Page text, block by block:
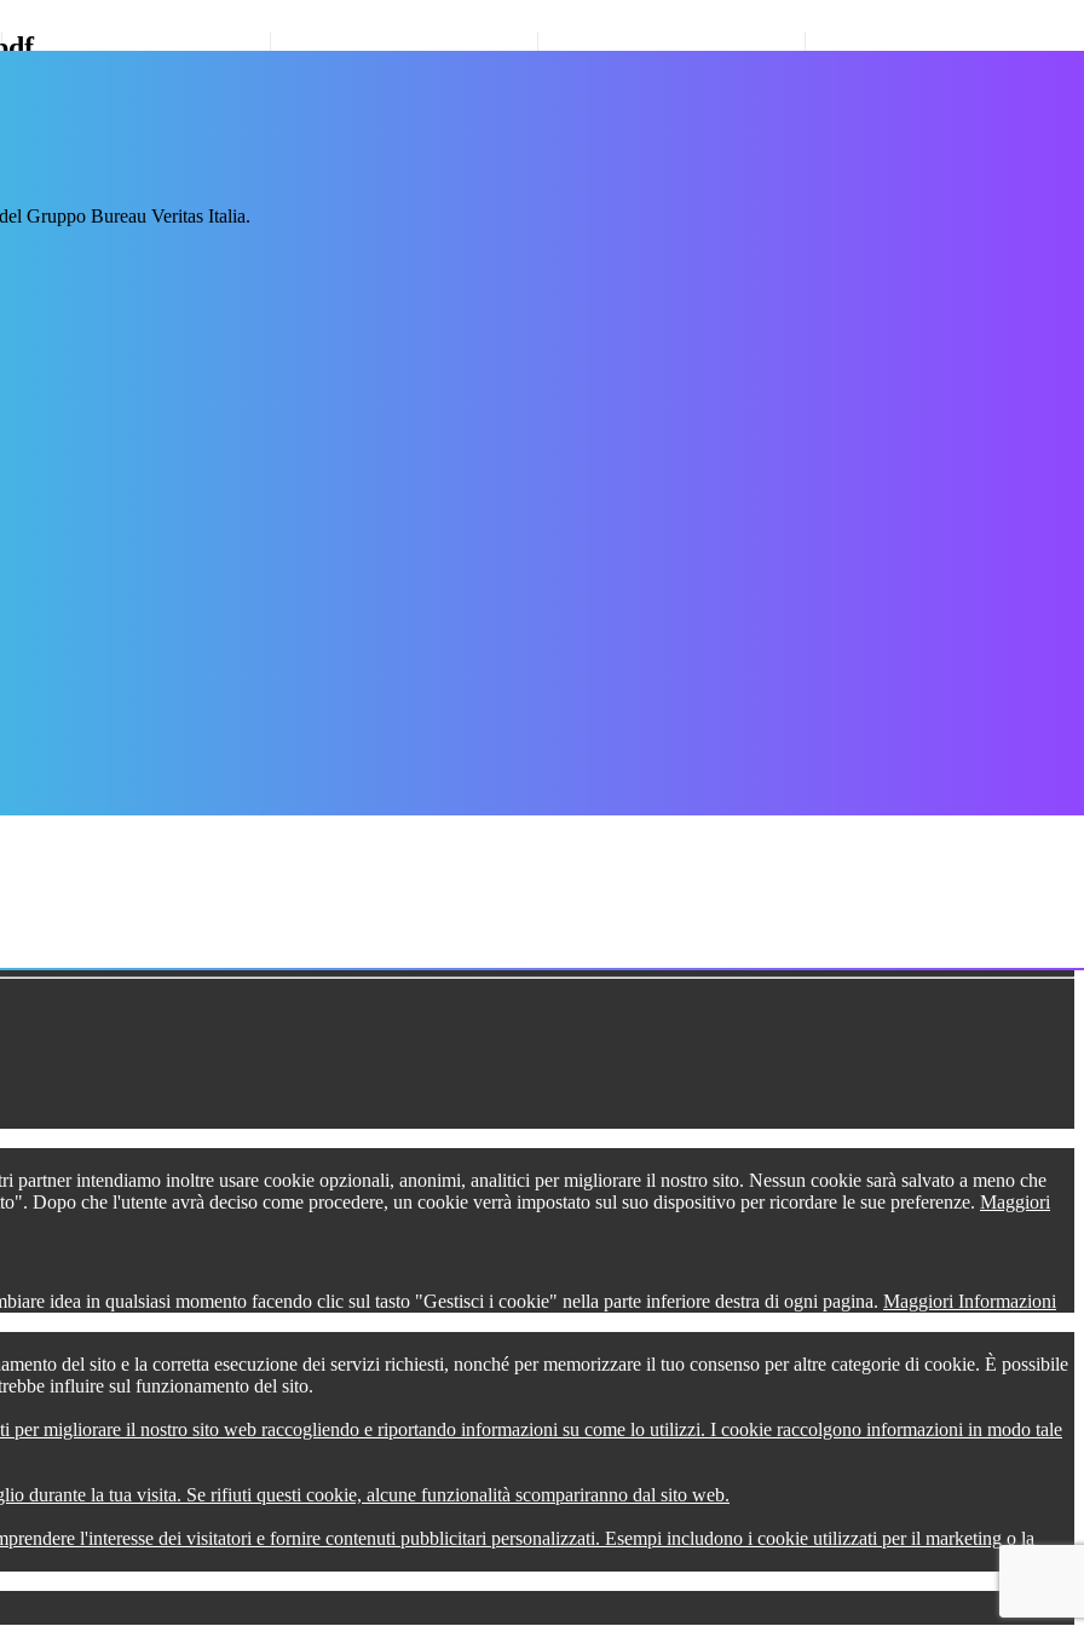
Gruppo Bureau Veritas Italia.
intendiamo inoltre usare cookie opzionali, anonimi, analitici per migliorare il nostro sito. Nessun cookie sarà salvato a meno che
Dopo che l'utente avrà deciso come procedere, un cookie verrà impostato sul suo dispositivo per ricordare le sue preferenze. Maggiori
idea in qualsiasi momento facendo clic sul tasto "Gestisci i cookie" nella parte inferiore destra di ogni pagina. Maggiori Informazioni
del sito e la corretta esecuzione dei servizi richiesti, nonché per memorizzare il tuo consenso per altre categorie di cookie. È possibile
influire sul funzionamento del sito.
per migliorare il nostro sito web raccogliendo e riportando informazioni su come lo utilizzi. I cookie raccolgono informazioni in modo tale
durante la tua visita. Se rifiuti questi cookie, alcune funzionalità scompariranno dal sito web.
l'interesse dei visitatori e fornire contenuti pubblicitari personalizzati. Esempi includono i cookie utilizzati per il marketing o la